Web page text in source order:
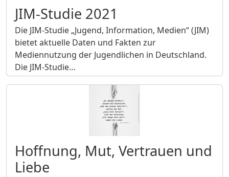
JIM-Studie 2021
Die JIM-Studie „Jugend, Information, Medien“ (JIM)
bietet aktuelle Daten und Fakten zur
Mediennutzung der Jugendlichen in Deutschland.
Die JIM-Studie…
Hoffnung, Mut, Vertrauen und
Liebe